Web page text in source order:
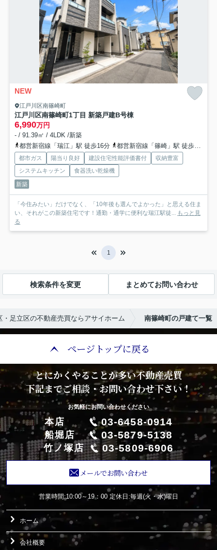
NEW
江戸川区南篠崎町
江戸川区南篠崎町1丁目 新築戸建B号棟
6,990万円
- / 91.39㎡ / 4LDK /新築
都営新宿線「瑞江」駅 徒歩16分
都営新宿線「篠崎」駅 徒歩22分
都市ガス 陽当り良好 建設住宅性能評価書付
収納豊富
システムキッチン
食器洗い乾燥機
新築
「今住みたい」だけでなく、「10年後も選んでよかった」と思える住ま
い、それがこの新築住宅です！通勤・通学に便利な瑞江駅徒... もっと見
る
1
検索条件を変更 まとめてお問い合わせ
・足立区の不動産売買ならアサイホーム 南篠崎町の戸建て一覧
ページトップに戻る
とにかくやることが多い不動産売買
下記までご相談・お問い合わせ下さい！
お気軽にお問い合わせください
本店 03-6458-0914
船堀店 03-5879-5138
竹ノ塚店 03-5809-6906
メールでお問い合わせ
営業時間:10:00～19：00 定休日:毎週(火・水)曜日
ホーム
会社概要